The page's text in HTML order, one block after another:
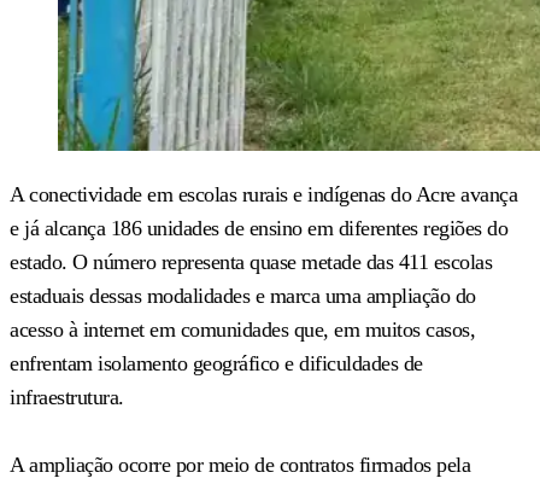
A conectividade em escolas rurais e indígenas do Acre avança
e já alcança 186 unidades de ensino em diferentes regiões do
estado. O número representa quase metade das 411 escolas
estaduais dessas modalidades e marca uma ampliação do
acesso à internet em comunidades que, em muitos casos,
enfrentam isolamento geográfico e dificuldades de
infraestrutura.
A ampliação ocorre por meio de contratos firmados pela